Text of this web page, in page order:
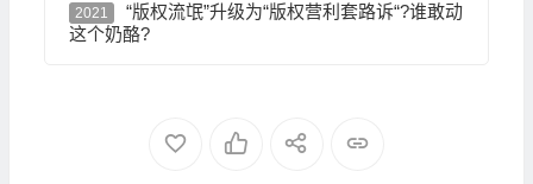
2021
“版权流氓”升级为“版权营利套路诉“?谁敢动
这个奶酪?